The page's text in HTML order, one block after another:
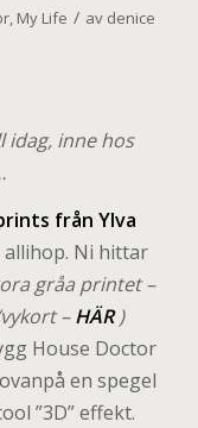
, My Life / av denice
idag, inne hos
från Ylva
allihop. Ni hittar
gråa printet –
–HÄR)
House Doctor
en spegel
”3D” effekt.